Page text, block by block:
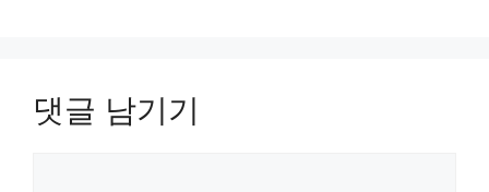
댓글 남기기